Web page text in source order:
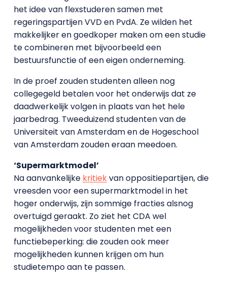
het idee van flexstuderen samen met
regeringspartijen VVD en PvdA. Ze wilden het
makkelijker en goedkoper maken om een studie
te combineren met bijvoorbeeld een
bestuursfunctie of een eigen onderneming.
In de proef zouden studenten alleen nog
collegegeld betalen voor het onderwijs dat ze
daadwerkelijk volgen in plaats van het hele
jaarbedrag. Tweeduizend studenten van de
Universiteit van Amsterdam en de Hogeschool
van Amsterdam zouden eraan meedoen.
‘Supermarktmodel’
Na aanvankelijke kritiekvan oppositiepartijen, die
vreesden voor een supermarktmodel in het
hoger onderwijs, zijn sommige fracties alsnog
overtuigd geraakt. Zo ziet het CDA wel
mogelijkheden voor studenten met een
functiebeperking: die zouden ook meer
mogelijkheden kunnen krijgen om hun
studietempo aan te passen.